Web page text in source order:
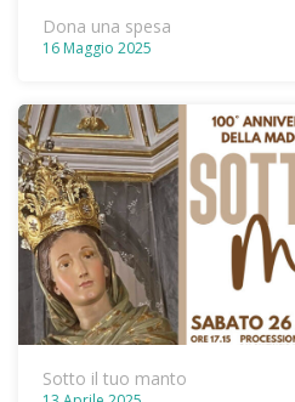
Dona una spesa
16 Maggio 2025
Sotto il tuo manto